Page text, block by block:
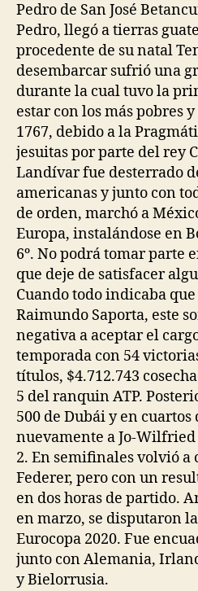
Pedro de San José
Pedro, llegó a tierras
procedente de su natal
desembarcar sufrió una
durante la cual tuvo la
estar con los más pobres
1767, debido a la
jesuitas por parte del rey
Landívar fue desterrado
americanas y junto con
de orden, marchó a
Europa, instalándose en
6º. No podrá tomar parte
que deje de satisfacer
Cuando todo indicaba
Raimundo Saporta, este
negativa a aceptar el
temporada con 54
títulos, $4.712.743
5 del ranquin ATP.
500 de Dubái y en
nuevamente a Jo-Wilfried
2. En semifinales volvió a
Federer, pero con un
en dos horas de partido.
en marzo, se disputaron
Eurocopa 2020. Fue
junto con Alemania,
y Bielorrusia.